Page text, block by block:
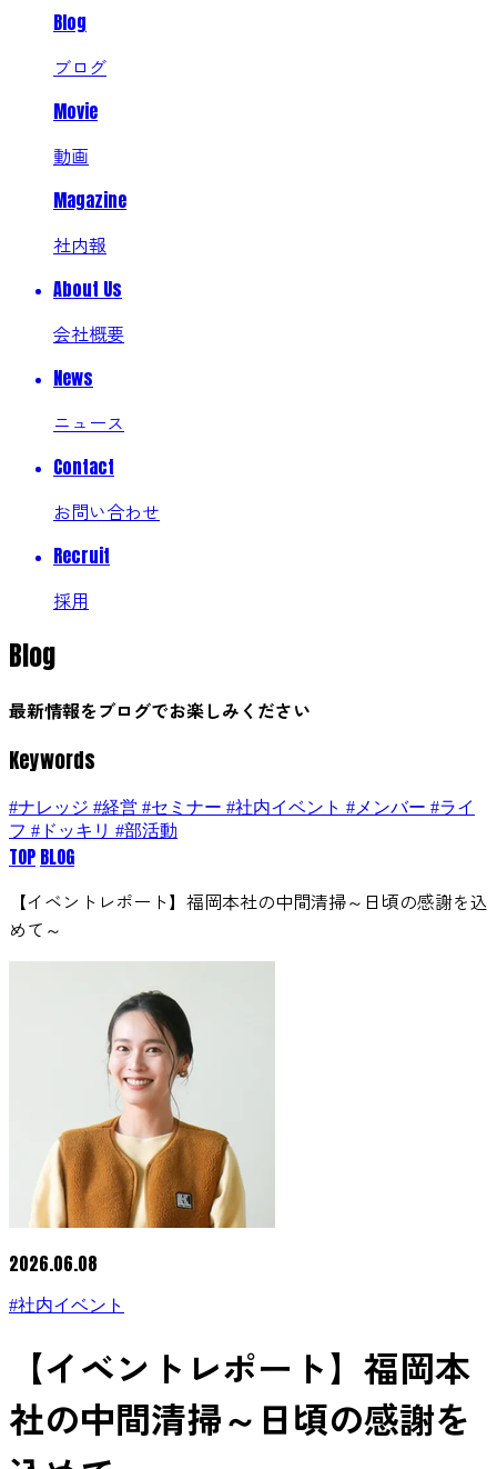
Blog
ブログ
Movie
動画
Magazine
社内報
About Us
会社概要
News
ニュース
Contact
お問い合わせ
Recruit
採用
Blog
最新情報をブログでお楽しみください
Keywords
#ナレッジ #経営 #セミナー #社内イベント #メンバー #ライ
フ #ドッキリ #部活動
TOP BLOG
【イベントレポート】福岡本社の中間清掃～日頃の感謝を込
めて～
2026.06.08
#社内イベント
【イベントレポート】福岡本
社の中間清掃～日頃の感謝を